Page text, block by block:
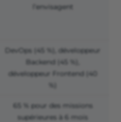
l’envisagent
DevOps (45 %), développeur
Backend (45 %),
développeur Frontend (40
%)
65 % pour des missions
supérieures à 6 mois